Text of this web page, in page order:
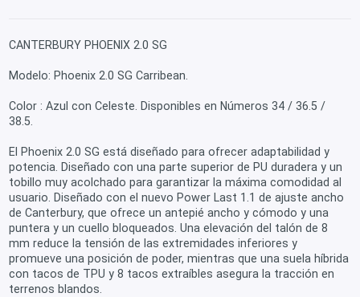
CANTERBURY PHOENIX 2.0 SG
Modelo: Phoenix 2.0 SG Carribean.
Color : Azul con Celeste. Disponibles en Números 34 / 36.5 /
38.5.
El Phoenix 2.0 SG está diseñado para ofrecer adaptabilidad y
potencia. Diseñado con una parte superior de PU duradera y un
tobillo muy acolchado para garantizar la máxima comodidad al
usuario. Diseñado con el nuevo Power Last 1.1 de ajuste ancho
de Canterbury, que ofrece un antepié ancho y cómodo y una
puntera y un cuello bloqueados. Una elevación del talón de 8
mm reduce la tensión de las extremidades inferiores y
promueve una posición de poder, mientras que una suela híbrida
con tacos de TPU y 8 tacos extraíbles asegura la tracción en
terrenos blandos.